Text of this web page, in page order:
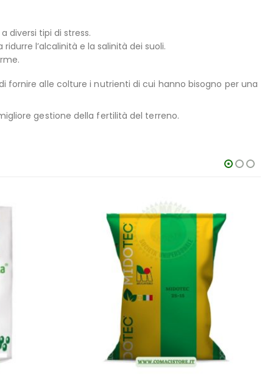
diversi tipi di stress.
l’alcalinità e la salinità dei suoli.
fornire alle colture i nutrienti di cui hanno bisogno per una
gestione della fertilità del terreno.